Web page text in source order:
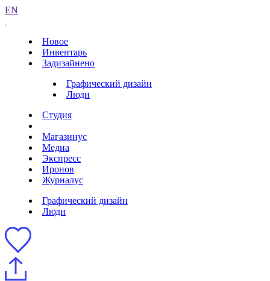
EN
Новое
Инвентарь
Задизайнено
Графический дизайн
Люди
Студия
Магазинус
Медиа
Экспресс
Иронов
Журналус
Графический дизайн
Люди